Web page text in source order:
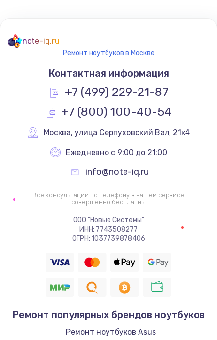
note-iq.ru
Ремонт ноутбуков в Москве
Контактная информация
+7 (499) 229-21-87
+7 (800) 100-40-54
Москва, улица Серпуховский Вал, 21к4
Ежедневно с 9:00 до 21:00
info@note-iq.ru
Все консультации по телефону в нашем сервисе
совершенно бесплатны
ООО "Новые Системы"
ИНН: 7743508277
ОГРН: 1037739878406
Ремонт популярных брендов ноутбуков
Ремонт ноутбуков Asus